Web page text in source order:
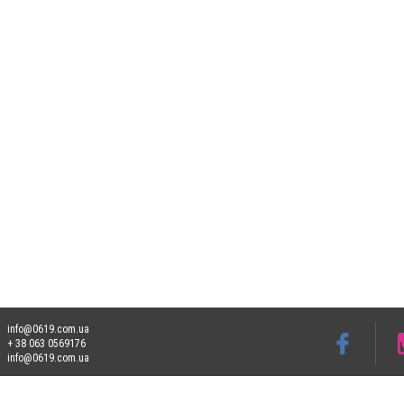
info@0619.com.ua
+ 38 063 0569176
info@0619.com.ua